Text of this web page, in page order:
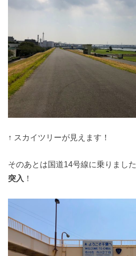
↑ スカイツリーが見えます！
そのあとは国道14号線に乗りまし
突入 ！